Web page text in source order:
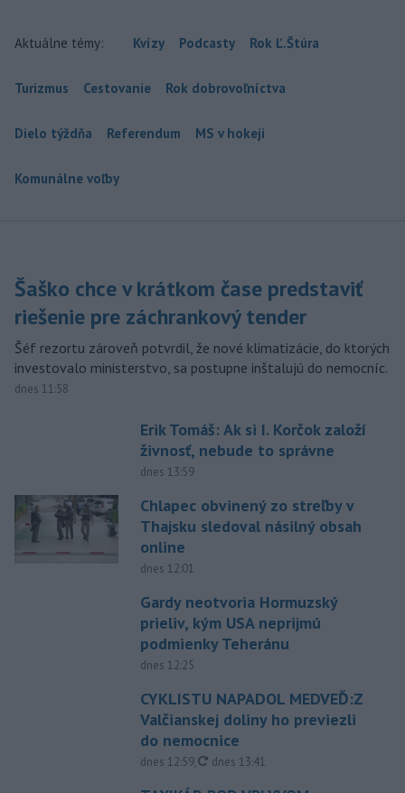
Aktuálne témy: Kvízy Podcasty Rok Ľ.Štúra
Turizmus Cestovanie Rok dobrovoľníctva
Dielo týždňa Referendum MS v hokeji
Komunálne voľby
Šaško chce v krátkom čase predstaviť
riešenie pre záchrankový tender
Šéf rezortu zároveň potvrdil, že nové klimatizácie, do ktorých
investovalo ministerstvo, sa postupne inštalujú do nemocníc.
dnes 11:58
Erik Tomáš: Ak si I. Korčok založí
živnosť, nebude to správne
dnes 13:59
Chlapec obvinený zo streľby v
Thajsku sledoval násilný obsah
online
dnes 12:01
Gardy neotvoria Hormuzský
prieliv, kým USA neprijmú
podmienky Teheránu
dnes 12:25
CYKLISTU NAPADOL MEDVEĎ:Z
Valčianskej doliny ho previezli
do nemocnice
dnes 12:59, aktualizované
dnes 13:41